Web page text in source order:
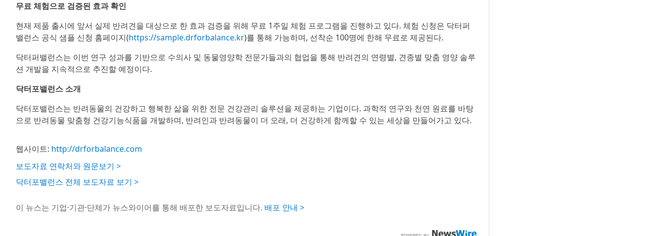
무료 체험으로 검증된 효과 확인
현재 제품 출시에 앞서 실제 반려견을 대상으로 한 효과 검증을 위해 무료 1주일 체험 프로그램을 진행하고 있다. 체험 신청은 닥터퍼
밸런스 공식 샘플 신청 홈페이지(https://sample.drforbalance.kr)를 통해 가능하며, 선착순 100명에 한해 무료로 제공된다.
닥터퍼밸런스는 이번 연구 성과를 기반으로 수의사 및 동물영양학 전문가들과의 협업을 통해 반려견의 연령별, 견종별 맞춤 영양 솔루
션 개발을 지속적으로 추진할 예정이다.
닥터포밸런스 소개
닥터포밸런스는 반려동물의 건강하고 행복한 삶을 위한 전문 건강관리 솔루션을 제공하는 기업이다. 과학적 연구와 천연 원료를 바탕
으로 반려동물 맞춤형 건강기능식품을 개발하며, 반려인과 반려동물이 더 오래, 더 건강하게 함께할 수 있는 세상을 만들어가고 있다.
웹사이트: http://drforbalance.com
보도자료 연락처와 원문보기 >
닥터포밸런스 전체 보도자료 보기 >
이 뉴스는 기업·기관·단체가 뉴스와이어를 통해 배포한 보도자료입니다. 배포 안내 >